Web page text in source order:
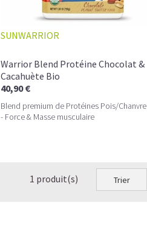
SUNWARRIOR
Warrior Blend Protéine Chocolat &
Cacahuète Bio
40,90 €
Blend premium de Protéines Pois/
- Force & Masse musculaire
1 produit(s) Trier